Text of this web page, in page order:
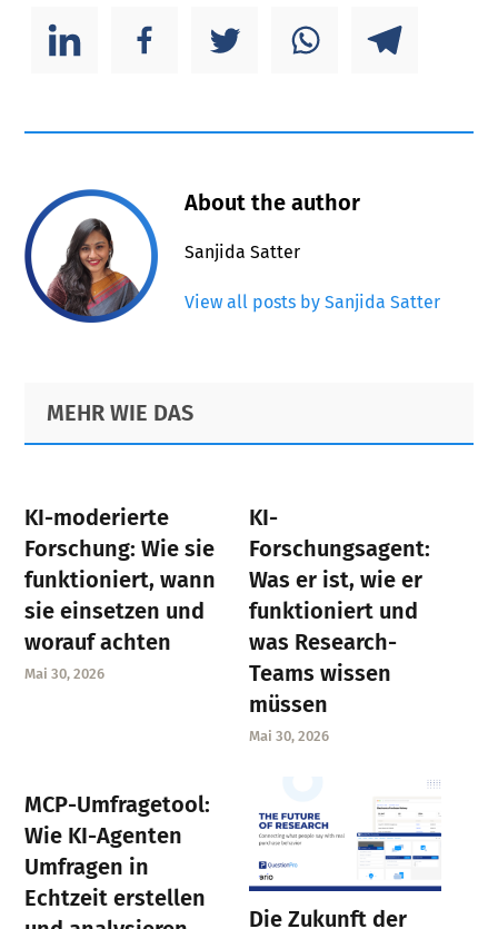
About the author
Sanjida Satter
View all posts by Sanjida Satter
Primary
Sidebar
Footer
MEHR WIE DAS
KI-moderierte
Forschung: Wie sie
funktioniert, wann
sie einsetzen und
worauf achten
Mai 30, 2026
KI-
Forschungsagent:
Was er ist, wie er
funktioniert und
was Research-
Teams wissen
müssen
Mai 30, 2026
MCP-Umfragetool:
Wie KI-Agenten
Umfragen in
Echtzeit erstellen
Die Zukunft der